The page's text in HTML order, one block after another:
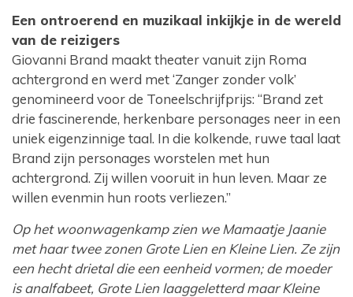
Een ontroerend en muzikaal inkijkje in de wereld
van de reizigers
Giovanni Brand maakt theater vanuit zijn Roma
achtergrond en werd met ‘Zanger zonder volk’
genomineerd voor de Toneelschrijfprijs: “Brand zet
drie fascinerende, herkenbare personages neer in een
uniek eigenzinnige taal. In die kolkende, ruwe taal laat
Brand zijn personages worstelen met hun
achtergrond. Zij willen vooruit in hun leven. Maar ze
willen evenmin hun roots verliezen.”
Op het woonwagenkamp zien we Mamaatje Jaanie
met haar twee zonen Grote Lien en Kleine Lien. Ze zijn
een hecht drietal die een eenheid vormen; de moeder
is analfabeet, Grote Lien laaggeletterd maar Kleine